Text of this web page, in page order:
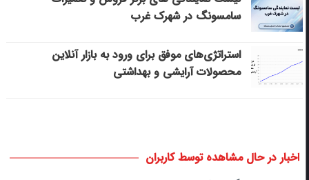
سامسونگ در شهرک غرب
استراتژی‌های موفق برای ورود به بازار آنلاین
محصولات آرایشی و بهداشتی
اخبار در حال مشاهده توسط کاربران